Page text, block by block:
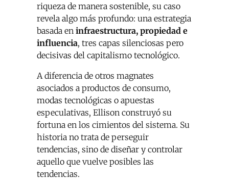
riqueza de manera sostenible, su caso
revela algo más profundo: una estrategia
basada en infraestructura, propiedad e
influencia, tres capas silenciosas pero
decisivas del capitalismo tecnológico.
A diferencia de otros magnates
asociados a productos de consumo,
modas tecnológicas o apuestas
especulativas, Ellison construyó su
fortuna en los cimientos del sistema. Su
historia no trata de perseguir
tendencias, sino de diseñar y controlar
aquello que vuelve posibles las
tendencias.